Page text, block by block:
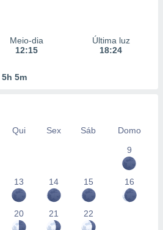
Meio-dia
12:15
Última luz
18:24
5h 5m
Qui Sex Sáb
Domo
9
13 14 15 16
20 21 22